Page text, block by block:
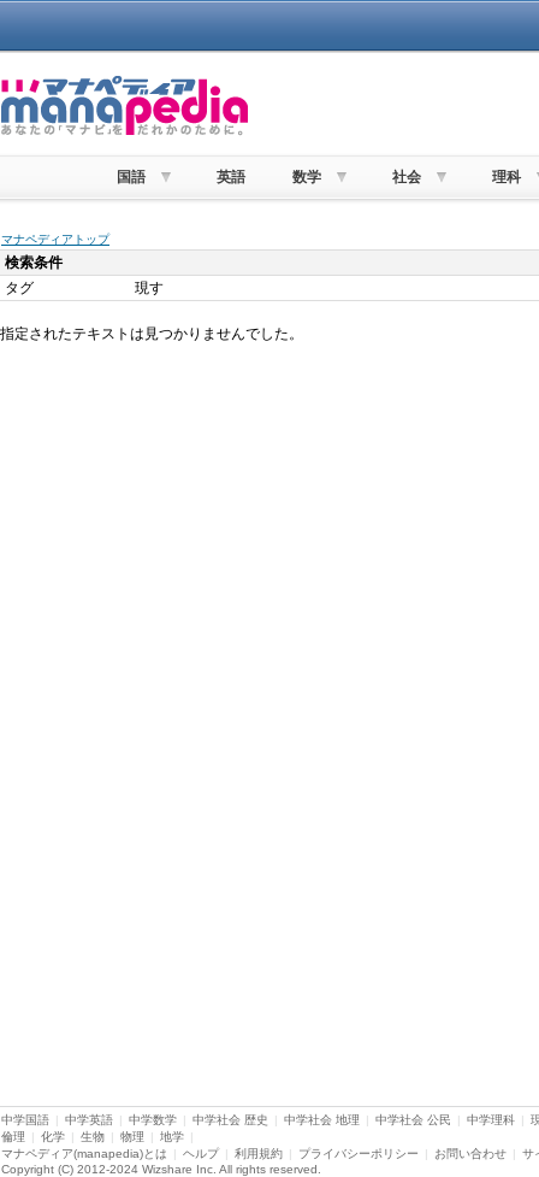
国語 英語 数学 社会 理科
マナペディアトップ
検索条件
タグ
現す
指定されたテキストは見つかりませんでした。
中学国語 | 中学英語 | 中学数学 | 中学社会 歴史 | 中学社会 地理 | 中学社会 公民 | 中学理科 |
倫理
| 化学 | 生物 | 物理 | 地学 |
マナペディア(manapedia)とは
| ヘルプ | 利用規約 | プライバシーポリシー | お問い合わせ | サ
Copyright (C) 2012-2024 Wizshare Inc. All rights reserved.